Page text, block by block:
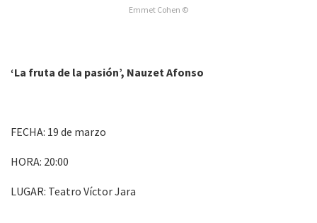
Emmet Cohen ©
‘La fruta de la pasión’, Nauzet Afonso
FECHA: 19 de marzo
HORA: 20:00
LUGAR: Teatro Víctor Jara